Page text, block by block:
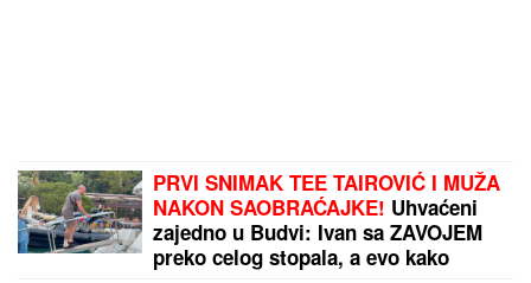
PRVI SNIMAK TEE TAIROVIĆ I MUŽA
NAKON SAOBRAĆAJKE! Uhvaćeni
zajedno u Budvi: Ivan sa ZAVOJEM
preko celog stopala, a evo kako